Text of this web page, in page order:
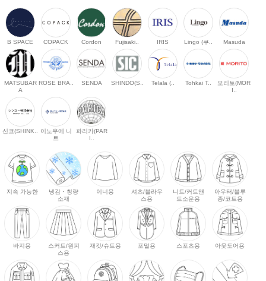
B SPACE COPACK Cordon Fujisaki.. IRIS Lingo (쿠.. Masuda
MATSUBAR
A
ROSE BRA.. SENDA SHINDO(S.. Telala (.. Tohkai T..
모리토(MOR
I..
신코(SHINK..
이노우에 니
트
파리카(PAR
I..
지속 가능한
냉감・청량
소재
이너용
셔츠/블라우
스용
니트/커트앤
드소운용
아우터/블루
종/코트용
바지용
스커트/원피
스용
재킷/슈트용 포멀용 스포츠용 아웃도어용